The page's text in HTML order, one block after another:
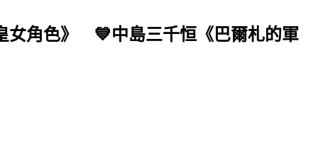
女角色》 💙中島三千恒《巴爾札的軍